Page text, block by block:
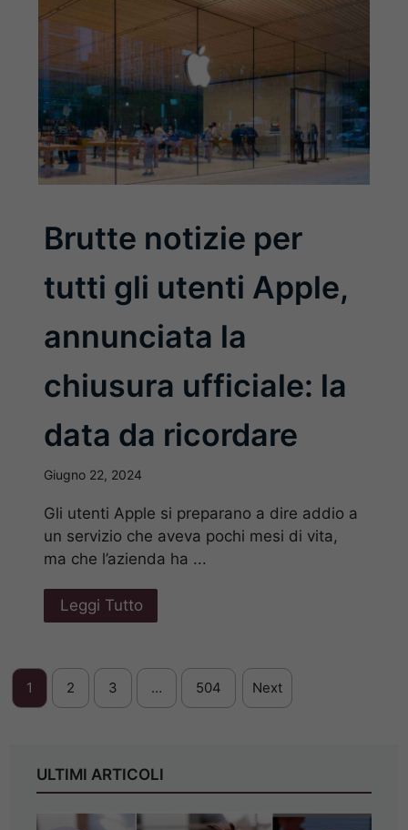
Brutte notizie per
tutti gli utenti Apple,
annunciata la
chiusura ufficiale: la
data da ricordare
Giugno 22, 2024
Gli utenti Apple si preparano a dire addio a
un servizio che aveva pochi mesi di vita,
ma che l’azienda ha ...
Leggi Tutto
1 2 3 … 504 Next
ULTIMI ARTICOLI